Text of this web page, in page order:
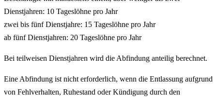
Dienstjahren: 10 Tageslöhne pro Jahr
zwei bis fünf Dienstjahre: 15 Tageslöhne pro Jahr
ab fünf Dienstjahren: 20 Tageslöhne pro Jahr
Bei teilweisen Dienstjahren wird die Abfindung anteilig berechnet.
Eine Abfindung ist nicht erforderlich, wenn die Entlassung aufgrund
von Fehlverhalten, Ruhestand oder Kündigung durch den